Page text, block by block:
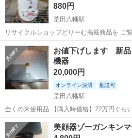
880円
荒田八幡駅
リサイクルショップどりーむ掲載商品を ご
とうございます。 どりーむ全店舗の掲載中の商品に関しまして ジモテ
ィー安心決済の対応は行っておりません。
となります。 購...
鹿児島 鹿児島市 荒田八幡駅 美容
お値下げします 新品
機器
20,000円
オンライン決済 配送可
荒田八幡駅
全くの未使用品 【購入時価格】22万円ぐら
で段ボールの箱の中に入っていたままの為
ピールポイント】状態はとても最良です。
鹿児島 鹿児島市 荒田八幡駅
美顔器ゾーガンキン